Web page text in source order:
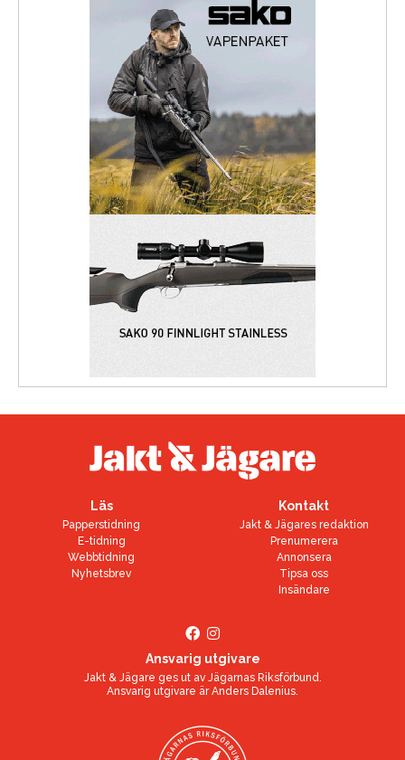
Läs
Papperstidning
E-tidning
Webbtidning
Nyhetsbrev
Kontakt
Jakt & Jägares redaktion
Prenumerera
Annonsera
Tipsa oss
Insändare
Ansvarig utgivare
Jakt & Jägare ges ut av Jägarnas Riksförbund
Ansvarig utgivare ärAnders Dalenius